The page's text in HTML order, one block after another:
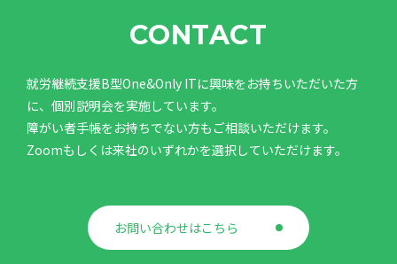
CONTACT
就労継続支援B型One&Only ITに興味をお持ちいただいた方
に、個別説明会を実施しています。
障がい者手帳をお持ちでない方もご相談いただけます。
Zoomもしくは来社のいずれかを選択していただけます。
お問い合わせはこちら